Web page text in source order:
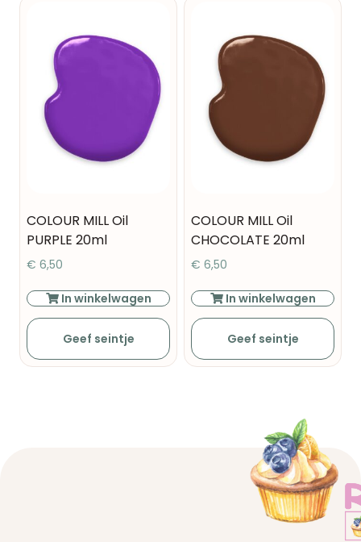
COLOUR MILL Oil
PURPLE 20ml
€ 6,50
In winkelwagen
Geef seintje
COLOUR MILL Oil
CHOCOLATE 20ml
€ 6,50
In winkelwagen
Geef seintje